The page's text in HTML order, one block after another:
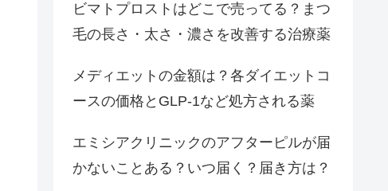
ビマトプロストはどこで売ってる？まつ
毛の長さ・太さ・濃さを改善する治療薬
メディエットの金額は？各ダイエットコ
ースの価格とGLP-1など処方される薬
エミシアクリニックのアフターピルが届
かないことある？いつ届く？届き方は？